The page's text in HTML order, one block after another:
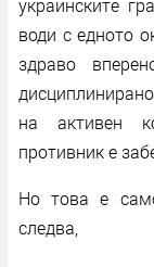
украинските
води с едното
здраво
на активен
противник е
Но това е
следва,